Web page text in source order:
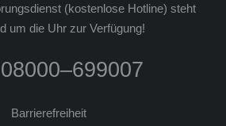
(kos­ten­lo­se Hot­line) steht
um die Uhr zur Ver­fü­gung!
08000–699007
Bar­rie­re­frei­heit